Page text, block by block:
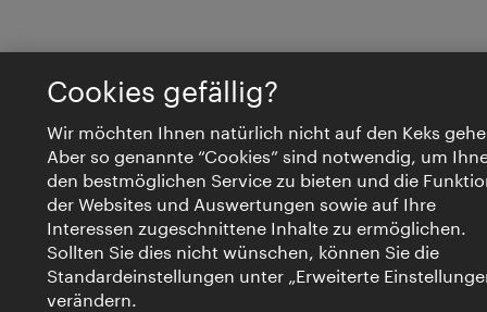
Cookies gefällig?
Wir möchten Ihnen natürlich nicht auf den Keks
Aber so genannte “Cookies” sind notwendig, um
den bestmöglichen Service zu bieten und die
der Websites und Auswertungen sowie auf Ihre
Interessen zugeschnittene Inhalte zu ermöglichen.
Sollten Sie dies nicht wünschen, können Sie die
Standardeinstellungen unter „Erweiterte
verändern.